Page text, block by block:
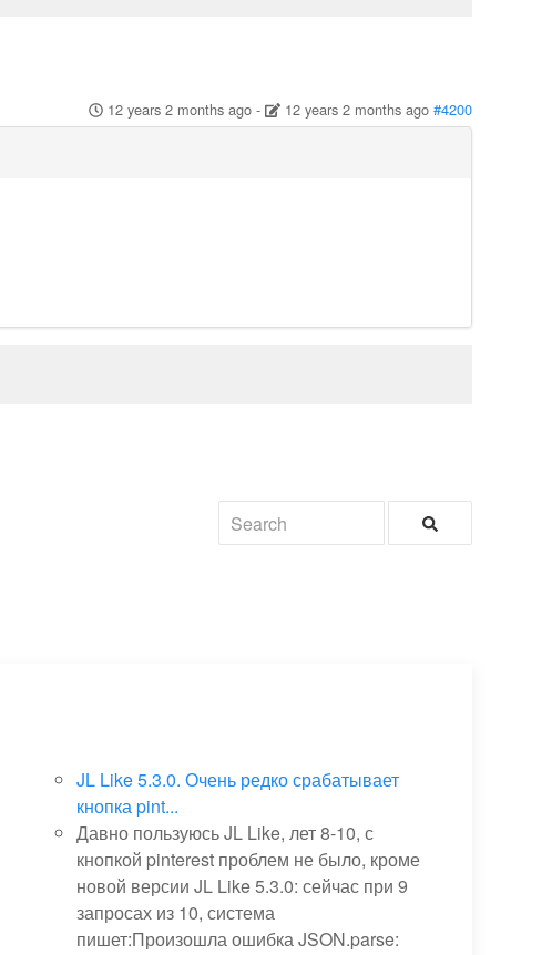
12 years 2 months ago- 12 years 2 months ago #4200
JL Like 5.3.0. Очень редко срабатывает
кнопка pint...
Давно пользуюсь JL Like, лет 8-10, с
кнопкой pinterest проблем не было, кроме
новой версии JL Like 5.3.0: сейчас при 9
запросах из 10, система
пишет:Произошла ошибка JSON.parse: